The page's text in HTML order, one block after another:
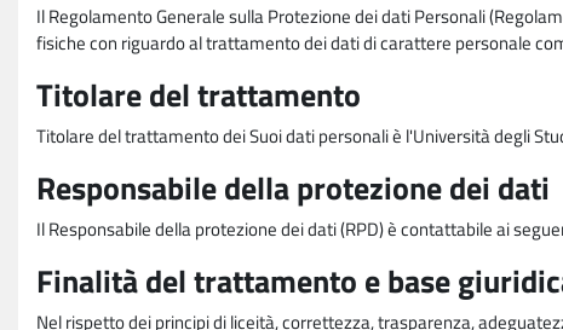
Il Regolamento Generale sulla Protezione dei dati Personali
fisiche con riguardo al trattamento dei dati di carattere personale
Titolare del trattamento
Titolare del trattamento dei Suoi dati personali è l'Università degli
Responsabile della protezione dei dati
Il Responsabile della protezione dei dati (RPD) è contattabile ai
Finalità del trattamento e base
Nel rispetto dei principi di liceità, correttezza, trasparenza,